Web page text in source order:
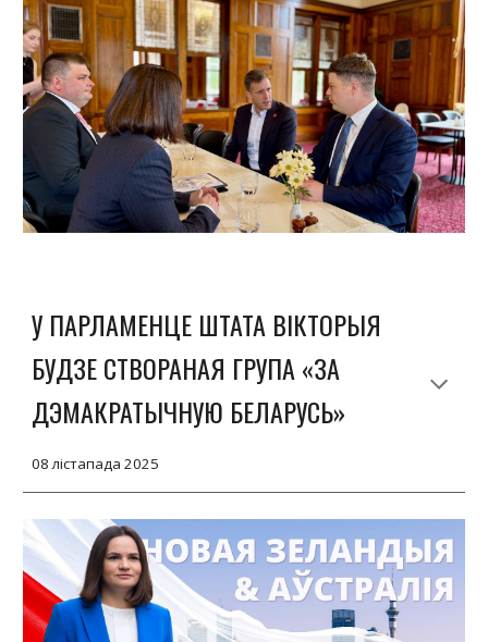
У ПАРЛАМЕНЦЕ ШТАТА ВІКТОРЫЯ
БУДЗЕ СТВОРАНАЯ ГРУПА «ЗА
ДЭМАКРАТЫЧНУЮ БЕЛАРУСЬ»
08 лістапада 2025